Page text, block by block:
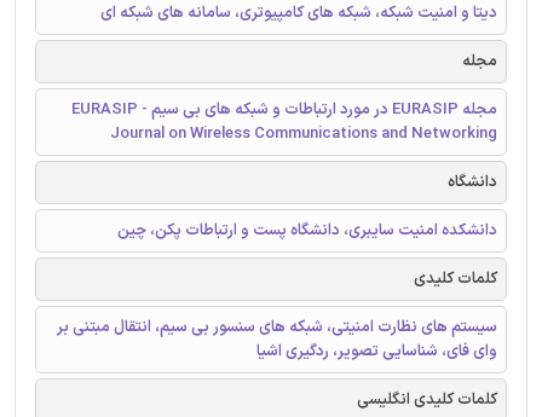
دیتا و امنیت شبکه، شبکه های کامپیوتری، سامانه های شبکه ای
مجله
مجله EURASIP در مورد ارتباطات و شبکه های بی سیم - EURASIP
Journal on Wireless Communications and Networking
دانشگاه
دانشکده امنیت سایبری، دانشگاه پست و ارتباطات پکن، چین
کلمات کلیدی
سیستم های نظارت امنیتی، شبکه های سنسور بی سیم، انتقال مبتنی بر
وای فای، شناسایی تصویر، ردگیری اشیا
کلمات کلیدی انگلیسی